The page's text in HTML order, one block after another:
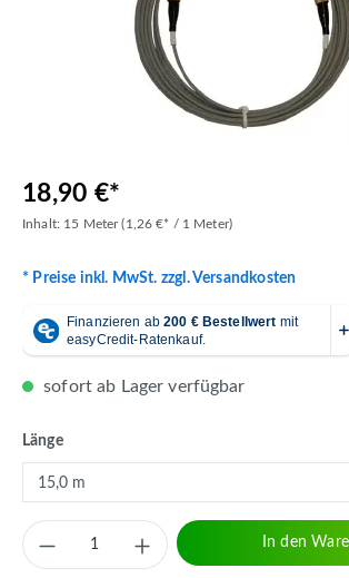
18,90 €*
Inhalt: 15 Meter(1,26 €* / 1 Meter)
* Preise inkl. MwSt. zzgl. Versandkosten
sofort ab Lager verfügbar
Längeauswählen
Produkt Anzahl: Gib denIn den